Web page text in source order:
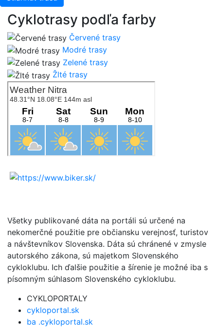
Cyklotrasy podľa farby
Červené trasy
Modré trasy
Zelené trasy
Žlté trasy
Všetky publikované dáta na portáli sú určené na
nekomerčné použitie pre občiansku verejnosť, turistov
a návštevníkov Slovenska. Dáta sú chránené v zmysle
autorského zákona, sú majetkom Slovenského
cykloklubu. Ich ďalšie použitie a šírenie je možné iba s
písomným súhlasom Slovenského cykloklubu.
CYKLOPORTALY
cykloportal.sk
ba .cykloportal.sk